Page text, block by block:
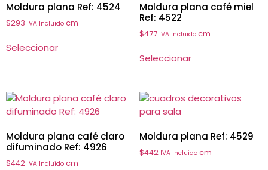
Moldura plana Ref: 4524
$293 IVA Incluido cm
Seleccionar
Moldura plana café miel
Ref: 4522
$477 IVA Incluidocm
Seleccionar
Moldura plana café claro
difuminado Ref: 4926
$442 IVA Incluido cm
Moldura plana Ref: 4529
$442 IVA Incluidocm